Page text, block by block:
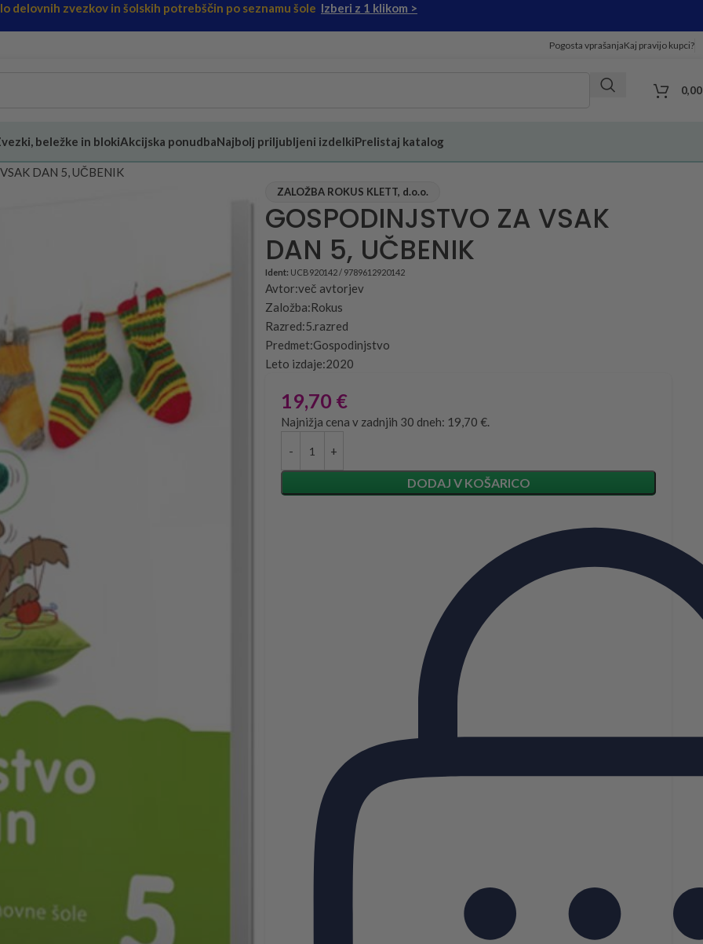
delovnih zvezkov in šolskih potrebščin po seznamu šole Izberi z 1 klikom >
Pogosta vprašanjaKaj pravijo kupci?
beležke in blokiAkcijska ponudbaNajbolj priljubljeni izdelkiPrelistaj katalog
DAN 5, UČBENIK
ZALOŽBA ROKUS KLETT, d.o.o.
GOSPODINJSTVO ZA VSAK
DAN 5, UČBENIK
Ident: UCB920142 / 9789612920142
Avtor:več avtorjev
Založba:Rokus
Razred:5.razred
Predmet:Gospodinjstvo
Leto izdaje:2020
19,70 €
Najnižja cena v zadnjih 30 dneh: 19,70 €.
DODAJ V KOŠARICO